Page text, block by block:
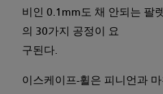
비인 0.1mm도 채 안되는 팔
의 30가지 공정이 요
구된다.
이스케이프-휠은 피니언과